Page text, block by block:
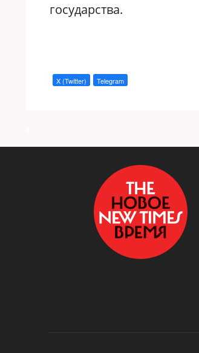
государства.
X (Twitter) Telegram